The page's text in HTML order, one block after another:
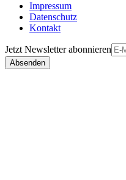
Impressum
Datenschutz
Kontakt
Jetzt Newsletterabonnieren
Absenden